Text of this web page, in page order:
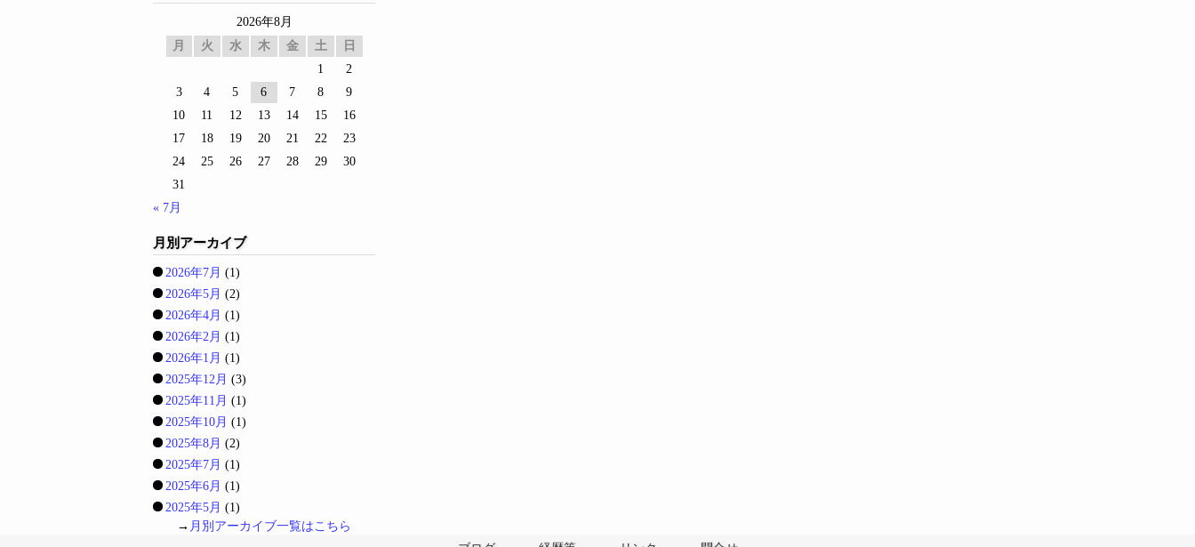
2026年8月
月
火 水 木 金 土
日
1
2
3
4 5 6 7 8
9
10
11 12 13 14 15
16
17
18 19 20 21 22
23
24
25 26 27 28 29
30
31
« 7月
月別アーカイブ
2026年7月 (1)
2026年5月 (2)
2026年4月 (1)
2026年2月 (1)
2026年1月 (1)
2025年12月 (3)
2025年11月 (1)
2025年10月 (1)
2025年8月 (2)
2025年7月 (1)
2025年6月 (1)
2025年5月 (1)
→ 月別アーカイブ一覧はこちら